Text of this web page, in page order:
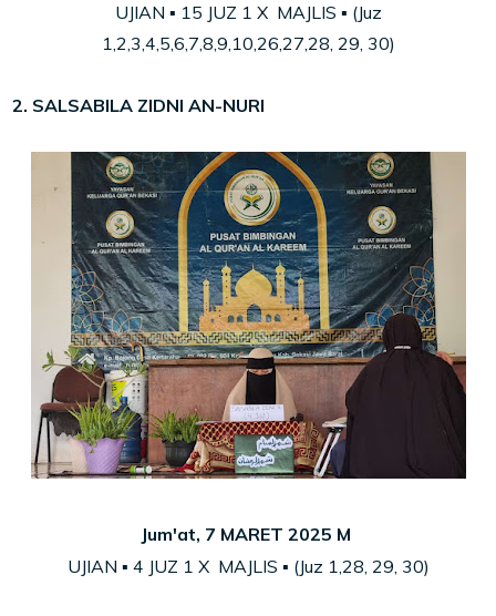
UJIAN ▪ 15 JUZ 1 X MAJLIS ▪ (Juz
1,2,3,4,5,6,7,8,9,10,26,27,28, 29, 30)
2. SALSABILA ZIDNI AN-NURI
Jum'at, 7 MARET 2025 M
UJIAN ▪ 4 JUZ 1 X MAJLIS ▪ (Juz 1,28, 29, 30)